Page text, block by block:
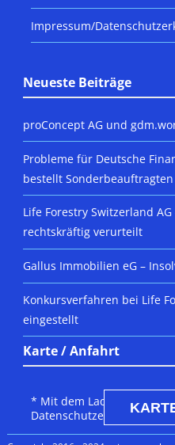
Impressum/
Neueste Beiträge
proConcept AG und
Probleme für Deutsche
bestellt Sonderbeauftragten
Life Forestry Switzerland
rechtskräftig verurteilt
Gallus Immobilien eG –
Konkursverfahren bei Life
eingestellt
Karte / Anfahrt
* Mit dem Laden der
Datenschutzerklärung von